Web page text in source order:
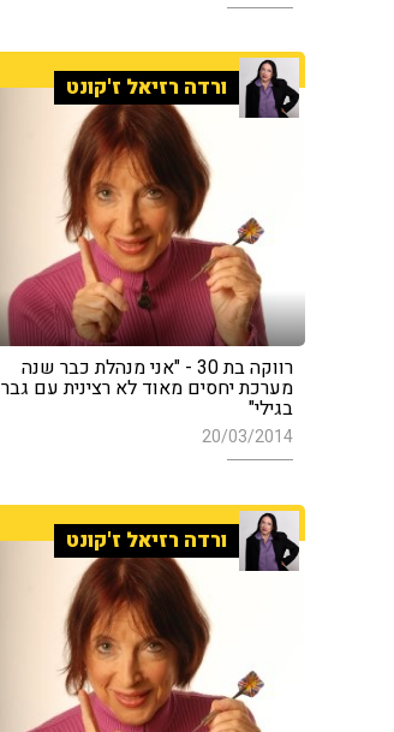
ורדה רזיאל ז'קונט
רווקה בת 30 - "אני מנהלת כבר שנה
מערכת יחסים מאוד לא רצינית עם גבר
בגילי"
20/03/2014
ורדה רזיאל ז'קונט